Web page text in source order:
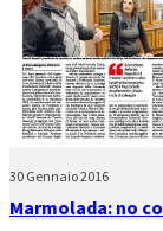
30 Gennaio 2016
Marmolada: no